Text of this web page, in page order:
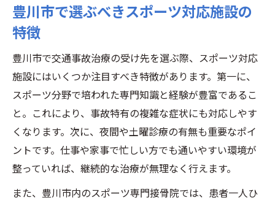
豊川市で選ぶべきスポーツ対応施設の
特徴
豊川市で交通事故治療の受け先を選ぶ際、スポーツ対応
施設にはいくつか注目すべき特徴があります。第一に、
スポーツ分野で培われた専門知識と経験が豊富であるこ
と。これにより、事故特有の複雑な症状にも対応しやす
くなります。次に、夜間や土曜診療の有無も重要なポイ
ントです。仕事や家事で忙しい方でも通いやすい環境が
整っていれば、継続的な治療が無理なく行えます。
また、豊川市内のスポーツ専門接骨院では、患者一人ひ